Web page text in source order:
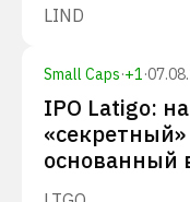
LIND
Small Caps·+1·
IPO Latigo:
основанный